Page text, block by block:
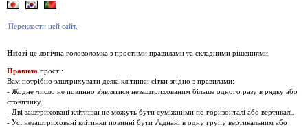
Перекласти цей сайт.
Hitori це логічна головоломка з простими правилами та складними рішеннями.
Правила прості:
Вам потрібно заштрихувати деякі клітинки сітки згідно з правилами:
- Жодне число не повинно з'являтися незаштрихованим більше одного разу в рядку або
стовпчику.
- Дві заштриховані клітинки не можуть бути суміжними по горизонталі або вертикалі.
- Усі незаштриховані клітинки повинні бути з'єднані в одну групу вертикальним або